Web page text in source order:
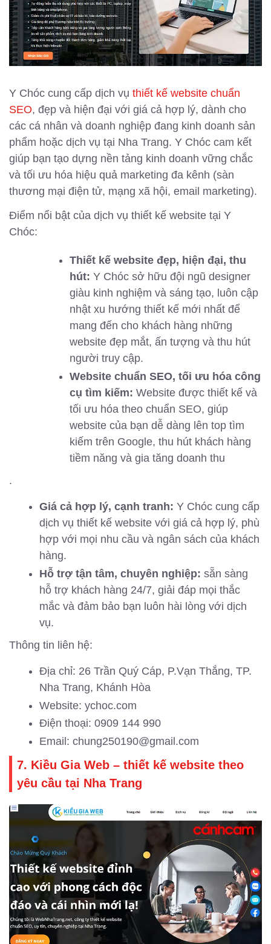
Y Chóc cung cấp dịch vụ thiết kế website chuẩn
SEO, đẹp và hiện đại với giá cả hợp lý, dành cho
các cá nhân và doanh nghiệp đang kinh doanh sản
phẩm hoặc dịch vụ tại Nha Trang. Y Chóc cam kết
giúp bạn tạo dựng nền tảng kinh doanh vững chắc
và tối ưu hóa hiệu quả marketing đa kênh (sàn
thương mại điện tử, mạng xã hội, email marketing).
Điểm nổi bật của dịch vụ thiết kế website tại Y
Chóc:
Thiết kế website đẹp, hiện đại, thu
hút: Y Chóc sở hữu đội ngũ designer
giàu kinh nghiệm và sáng tạo, luôn cập
nhật xu hướng thiết kế mới nhất để
mang đến cho khách hàng những
website đẹp mắt, ấn tượng và thu hút
người truy cập.
Website chuẩn SEO, tối ưu hóa công
cụ tìm kiếm: Website được thiết kế và
tối ưu hóa theo chuẩn SEO, giúp
website của bạn dễ dàng lên top tìm
kiếm trên Google, thu hút khách hàng
tiềm năng và gia tăng doanh thu
.
Giá cả hợp lý, cạnh tranh: Y Chóc cung cấp
dịch vụ thiết kế website với giá cả hợp lý, phù
hợp với mọi nhu cầu và ngân sách của khách
hàng.
Hỗ trợ tận tâm, chuyên nghiệp: sẵn sàng
hỗ trợ khách hàng 24/7, giải đáp mọi thắc
mắc và đảm bảo bạn luôn hài lòng với dịch
vụ.
Thông tin liên hệ:
Địa chỉ: 26 Trần Quý Cáp, P.Vạn Thắng, TP.
Nha Trang, Khánh Hòa
Website: ychoc.com
Điện thoại: 0909 144 990
Email: chung250190@gmail.com
7. Kiều Gia Web – thiết kế website theo
yêu cầu tại Nha Trang